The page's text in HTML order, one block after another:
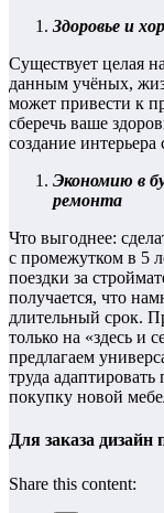
Здоровье и
Существует целая
данным учёных,
может привести к
сберечь ваше
создание
Экономию в
ремонта
Что выгоднее:
с промежутком в 5
поездки за
получается, что
длительный срок.
только на «здесь и
предлагаем
труда
покупку новой
Для заказа дизайн
Share this content: